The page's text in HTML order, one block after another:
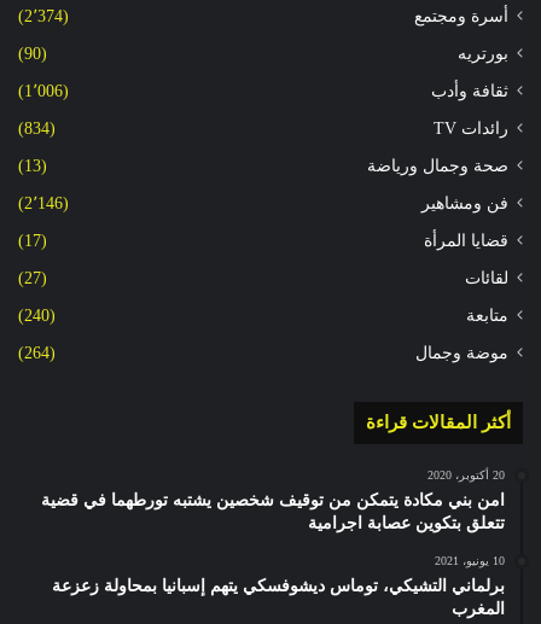
أسرة ومجتمع (2٬374)
بورتريه (90)
ثقافة وأدب (1٬006)
رائدات TV (834)
صحة وجمال ورياضة (13)
فن ومشاهير (2٬146)
قضايا المرأة (17)
لقائات (27)
متابعة (240)
موضة وجمال (264)
أكثر المقالات قراءة
20 أكتوبر، 2020
امن بني مكادة يتمكن من توقيف شخصين يشتبه تورطهما في قضية
تتعلق بتكوين عصابة اجرامية
10 يونيو، 2021
برلماني التشيكي، توماس ديشوفسكي يتهم إسبانيا بمحاولة زعزعة
المغرب